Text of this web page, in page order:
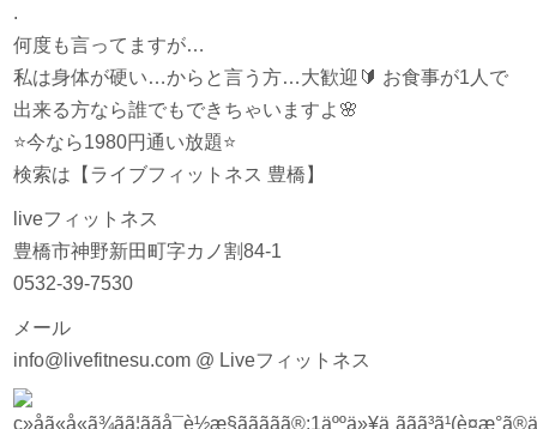
.
何度も言ってますが…
私は身体が硬い…からと言う方…大歓迎 🔰 お食事が1人で
出来る方なら誰でもできちゃいますよ 🌸
⭐️今なら1980円通い放題⭐️
検索は【ライブフィットネス 豊橋】
liveフィットネス
豊橋市神野新田町字カノ割84-1
0532-39-7530
メール
info@livefitnesu.com @ Liveフィットネス